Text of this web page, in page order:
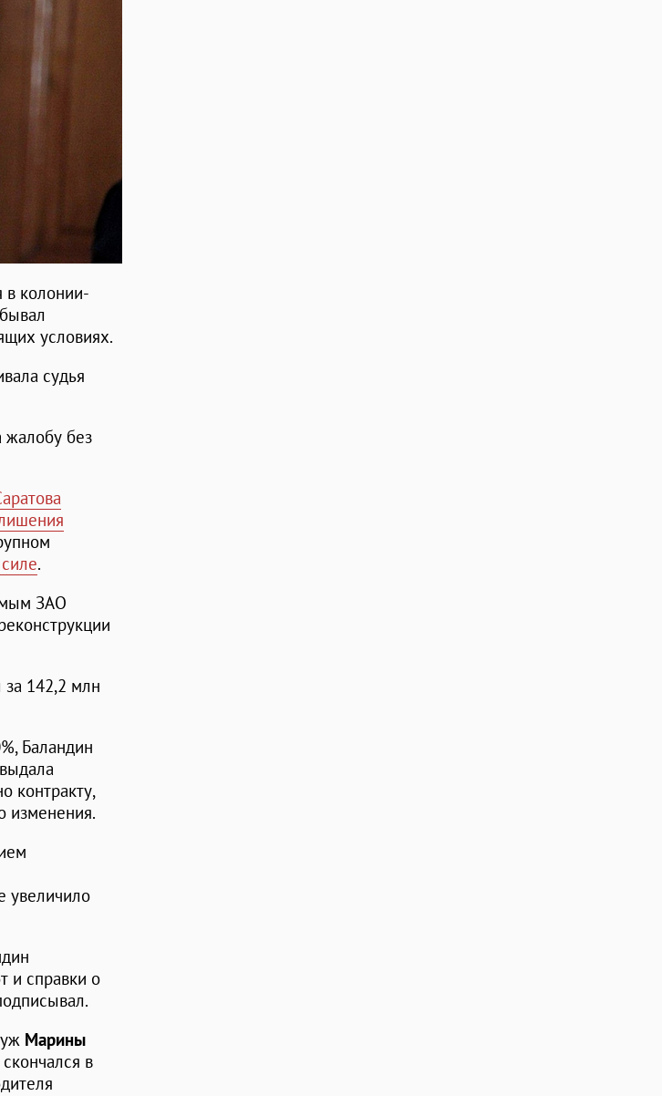
в колонии-
условиях.
судья
жалобу без
.
ЗАО
142,2 млн
Баландин
контракту,
изменения.
увеличило
и справки о
Марины
в